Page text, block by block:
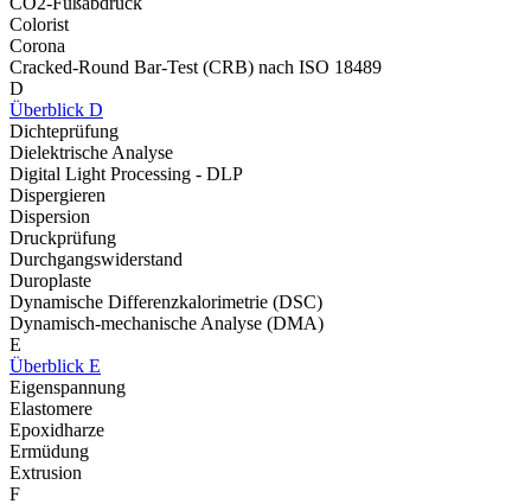
Colorist
Corona
Cracked-Round Bar-Test (CRB) nach ISO 18489
D
Überblick D
Dichteprüfung
Dielektrische Analyse
Digital Light Processing - DLP
Dispergieren
Dispersion
Druckprüfung
Durchgangswiderstand
Duroplaste
Dynamische Differenzkalorimetrie (DSC)
Dynamisch-mechanische Analyse (DMA)
E
Überblick E
Eigenspannung
Elastomere
Epoxidharze
Ermüdung
Extrusion
F